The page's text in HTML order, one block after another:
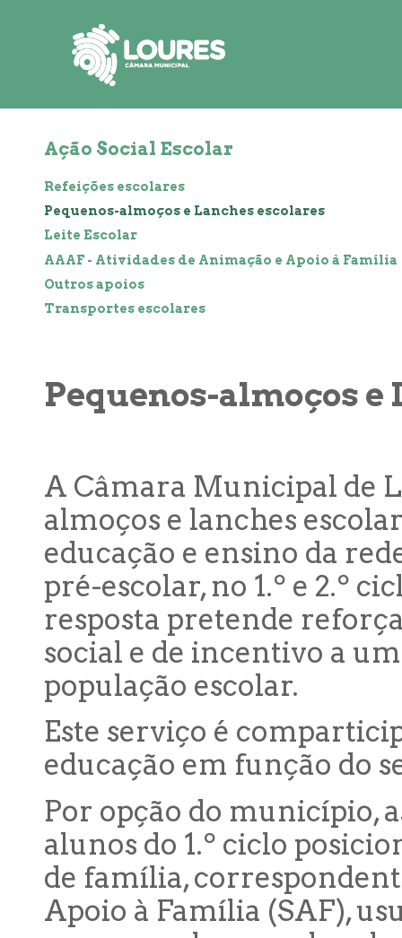
Ação Social Escolar
Refeições escolares
Pequenos-almoços e Lanches escolares
Leite Escolar
AAAF - Atividades de Animação e Apoio à Família
Outros apoios
Transportes escolares
Pequenos-almoços e
A Câmara Municipal de
almoços e lanches
educação e ensino da
pré-escolar, no 1.º e 2.º
resposta pretende
social e de incentivo a
população escolar.
Este serviço é
educação em função do
Por opção do município,
alunos do 1.º ciclo
de família,
Apoio à Família (SAF),